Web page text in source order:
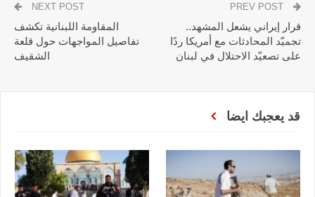
قرار إيراني يشعل المشهد..
تجميّد المحادثات مع أمريكا ردًا
على تصعيّد الاحتلال في لبنان
NEXT POST
المقاومة اللبنانية تكشف
تفاصيل المواجهات حول قلعة
الشقيف
قد يعجبك ايضا